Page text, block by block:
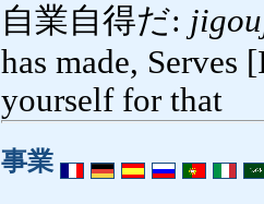
自業自得だ:
has made,
yourself for that
事業